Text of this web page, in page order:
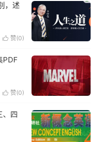
，述
 赞(0)
PDF
 赞(0)
、四